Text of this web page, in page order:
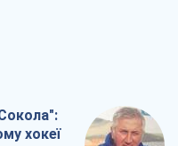
хокеї